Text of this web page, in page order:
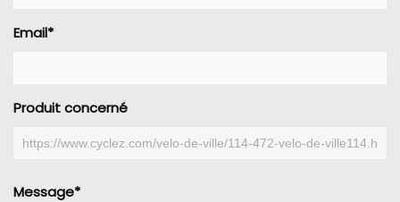
Email*
Produit concerné
Message*